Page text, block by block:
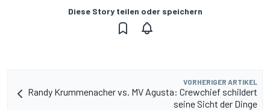
Diese Story teilen oder speichern
VORHERIGER ARTIKEL
Randy Krummenacher vs. MV Agusta: Crewchief schildert
seine Sicht der Dinge